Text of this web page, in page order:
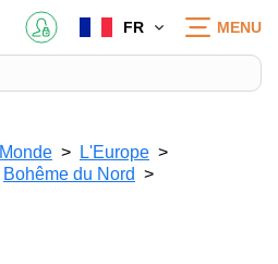
FR MENU
Monde
L'Europe
Bohême du Nord